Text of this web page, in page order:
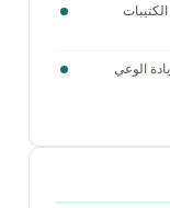
الوعي